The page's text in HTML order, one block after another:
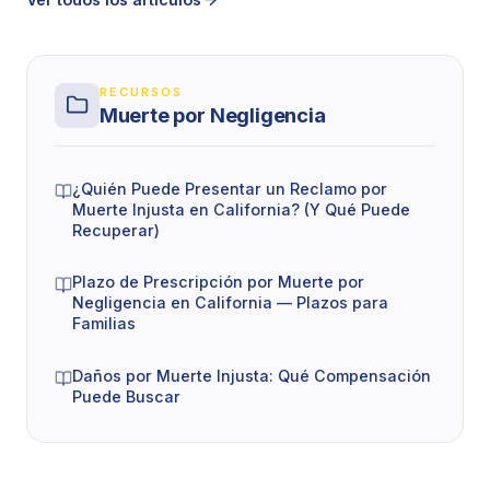
ganemos su caso.
RECURSOS
Muerte por Negligencia
¿Quién Puede Presentar un Reclamo por
Muerte Injusta en California? (Y Qué Puede
Recuperar)
Plazo de Prescripción por Muerte por
Negligencia en California — Plazos para
Familias
Daños por Muerte Injusta: Qué Compensación
Puede Buscar